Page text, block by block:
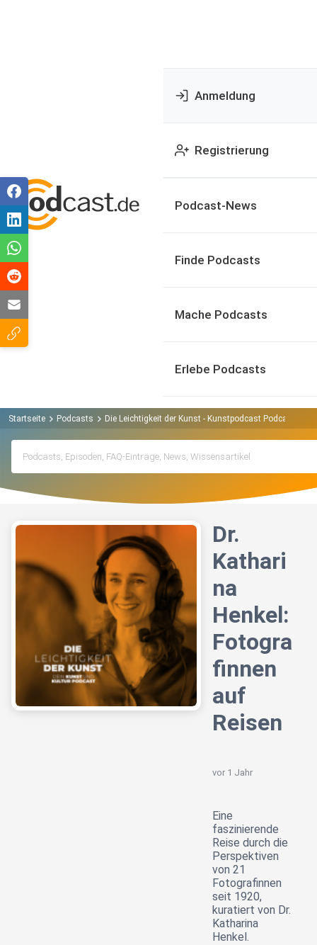
Anmeldung
Registrierung
Podcast-News
Finde Podcasts
Mache Podcasts
Erlebe Podcasts
Startseite Podcasts Die Leichtigkeit der Kunst - Kunstpodcast Podcast
Dr.
Kathari
na
Henkel:
Fotogra
finnen
auf
Reisen
vor 1 Jahr
Eine
faszinierende
Reise durch die
Perspektiven
von 21
Fotografinnen
seit 1920,
kuratiert von Dr.
Katharina
Henkel.